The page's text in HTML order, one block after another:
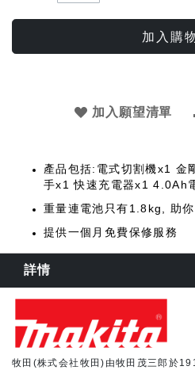
加入購
加入願望清單
產品包括:電式切割機x1 金
手x1 快速充電器x1 4.0Ah
重量連電池只有1.8kg, 助
提供一個月免費保修服務
詳情
牧田(株式会社牧田)由牧田茂三郎於